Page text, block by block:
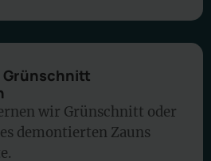
Grünschnitt
wir Grünschnitt oder
demontierten Zauns